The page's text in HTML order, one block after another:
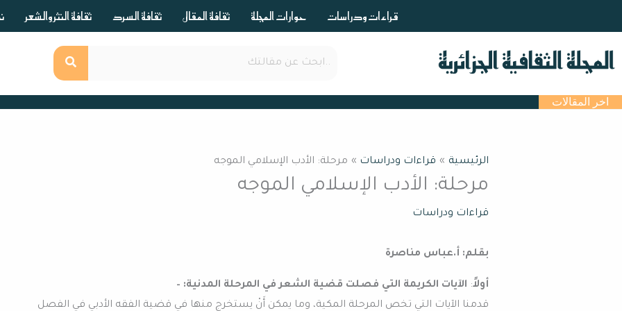
المحتوى
قراءات ودراسات حوارات المجلة ثقافة المقال ثقافة السرد ثقافة النثر والشعر
اخر المقالات
الرئيسية قراءات ودراسات مرحلة: الأدب الإسلامي الموجه
مرحلة: الأدب الإسلامي الموجه
قراءات ودراسات
بقلم: أ.عباس مناصرة
أولاً: الآيات الكريمة التي فصلت قضية الشعر في المرحلة المدنية: –
قدمنا الآيات التي تخص المرحلة المكية، وما يمكن أَنْ يستخرج منها في قضية الفقه الأدبي في الفصل